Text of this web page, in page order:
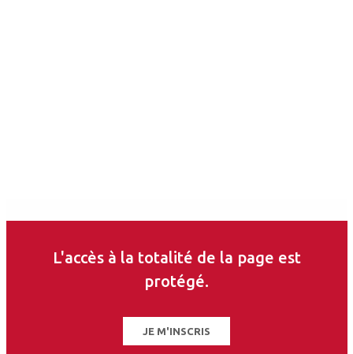
2026.07.11
Myopie
L'accès à la totalité de la page est
protégé.
JE M'INSCRIS